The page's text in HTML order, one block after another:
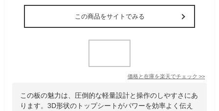
この商品をサイトでみる
価格と在庫を楽天でチェック >>
この板の魅力は、圧倒的な軽量設計と操作のしやすさにあ
ります。3D形状のトップシートがパワーを効率よく伝え